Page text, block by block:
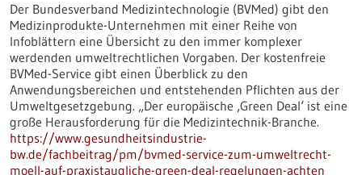
Der Bundesverband Medizintechnologie (BVMed) gibt den
Medizinprodukte-Unternehmen mit einer Reihe von
Infoblättern eine Übersicht zu den immer komplexer
werdenden umweltrechtlichen Vorgaben. Der kostenfreie
BVMed-Service gibt einen Überblick zu den
Anwendungsbereichen und entstehenden Pflichten aus der
Umweltgesetzgebung. „Der europäische ‚Green Deal‘ ist eine
große Herausforderung für die Medizintechnik-Branche.
https://www.gesundheitsindustrie-
bw.de/fachbeitrag/pm/bvmed-service-zum-umweltrecht-
moell-auf-praxistaugliche-green-deal-regelungen-achten